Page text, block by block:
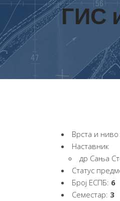
ГИС
Врста и ниво
Наставник
др Сања
Статус
Број ЕСПБ: 6
Семестар: 3